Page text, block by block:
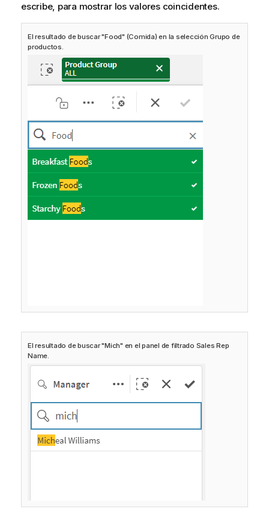
escribe, para mostrar los valores coincidentes.
El resultado de buscar "Food" (Comida) en la selección Grupo de
productos.
El resultado de buscar "Mich" en el panel de filtrado Sales Rep
Name.